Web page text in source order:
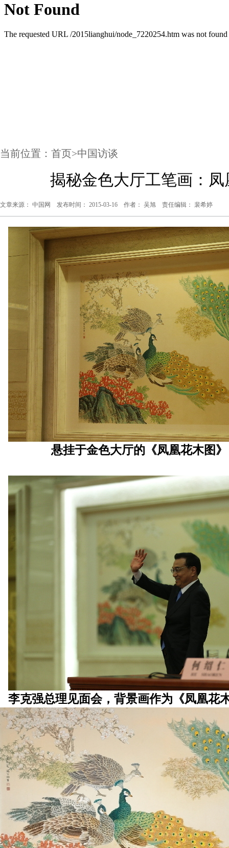
当前位置： 首页>中国访谈
揭秘金色大厅工笔画：凤
文章来源： 中国网 发布时间： 2015-03-16 作者： 吴旭 责任编辑： 裴希婷
悬挂于金色大厅的《凤凰花木图
李克强总理见面会，背景画作为《凤凰